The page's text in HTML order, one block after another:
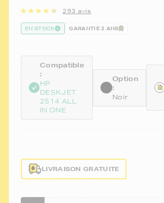
293 avis
EN STOCK GARANTIE 2 ANS
Compatible
:
HP
DESKJET
2514 ALL
IN ONE
Option
:
Noir
LIVRAISON GRATUITE